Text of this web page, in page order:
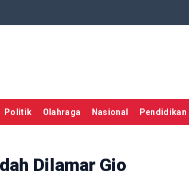
Politik Olahraga Nasional Pendidikan
Dilamar Gio